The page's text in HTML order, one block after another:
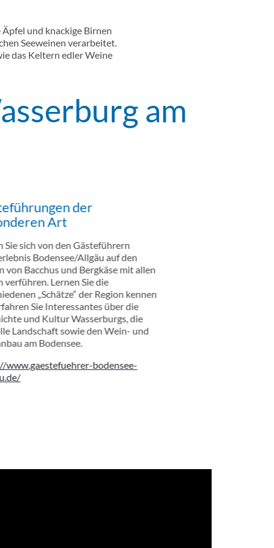
und knackige Birnen
Seeweinen verarbeitet.
das Keltern edler Weine
am
der
Art
Sie sich von den Gästeführern
Bodensee/Allgäu auf den
von Bacchus und Bergkäse mit allen
verführen. Lernen Sie die
„Schätze“ der Region kennen
Sie Interessantes über die
und Kultur Wasserburgs, die
Landschaft sowie den Wein- und
am Bodensee.
www.gaestefuehrer-bodensee-